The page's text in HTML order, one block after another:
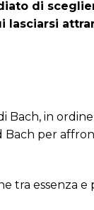
di
Bach, in
Bach per
tra essenza